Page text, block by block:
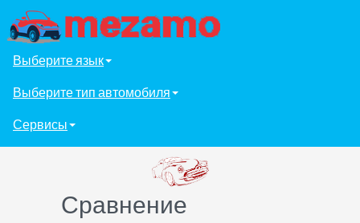
Выберите язык
Выберите тип автомобиля
Сервисы
Сравнение